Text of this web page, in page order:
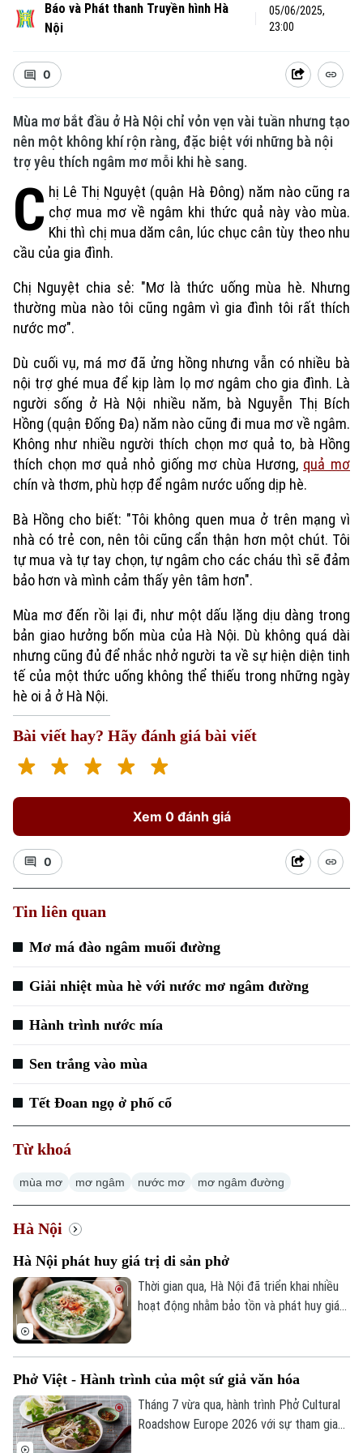
Xu hướng
Chuyên mục
Thời sự
Hà Nội
Hà Nội
Báo và Phát thanh Truyền hình Hà
Nội
05/06/2025,
23:00
0
Mùa mơ bắt đầu ở Hà Nội chỉ vỏn vẹn vài tuần nhưng tạo
nên một không khí rộn ràng, đặc biệt với những bà nội
trợ yêu thích ngâm mơ mỗi khi hè sang.
C hị Lê Thị Nguyệt (quận Hà Đông) năm nào cũng ra
chợ mua mơ về ngâm khi thức quả này vào mùa.
Khi thì chị mua dăm cân, lúc chục cân tùy theo nhu
cầu của gia đình.
Chị Nguyệt chia sẻ: "Mơ là thức uống mùa hè. Nhưng
thường mùa nào tôi cũng ngâm vì gia đình tôi rất thích
nước mơ".
Dù cuối vụ, má mơ đã ửng hồng nhưng vẫn có nhiều bà
nội trợ ghé mua để kịp làm lọ mơ ngâm cho gia đình. Là
người sống ở Hà Nội nhiều năm, bà Nguyễn Thị Bích
Hồng (quận Đống Đa) năm nào cũng đi mua mơ về ngâm.
Không như nhiều người thích chọn mơ quả to, bà Hồng
thích chọn mơ quả nhỏ giống mơ chùa Hương, quả mơ
chín và thơm, phù hợp để ngâm nước uống dịp hè.
Bà Hồng cho biết: "Tôi không quen mua ở trên mạng vì
nhà có trẻ con, nên tôi cũng cẩn thận hơn một chút. Tôi
tự mua và tự tay chọn, tự ngâm cho các cháu thì sẽ đảm
bảo hơn và mình cảm thấy yên tâm hơn".
Mùa mơ đến rồi lại đi, như một dấu lặng dịu dàng trong
bản giao hưởng bốn mùa của Hà Nội. Dù không quá dài
nhưng cũng đủ để nhắc nhở người ta về sự hiện diện tinh
tế của một thức uống không thể thiếu trong những ngày
hè oi ả ở Hà Nội.
Bài viết hay? Hãy đánh giá bài viết
Xem 0 đánh giá
0
Tin liên quan
Mơ má đào ngâm muối đường
Giải nhiệt mùa hè với nước mơ ngâm đường
Hành trình nước mía
Sen trắng vào mùa
Tết Đoan ngọ ở phố cổ
Từ khoá
mùa mơ mơ ngâm nước mơ mơ ngâm đường
Hà Nội
Hà Nội phát huy giá trị di sản phở
Thời gian qua, Hà Nội đã triển khai nhiều
hoạt động nhằm bảo tồn và phát huy giá
chuyển động ấy cho thấy một cách tiếp
cận mới: không chỉ bảo tồn một món ăn
truyền thống, mà còn kiến tạo những giá
Phở Việt - Hành trình của một sứ giả văn hóa
Tháng 7 vừa qua, hành trình Phở Cultural
Roadshow Europe 2026 với sự tham gia